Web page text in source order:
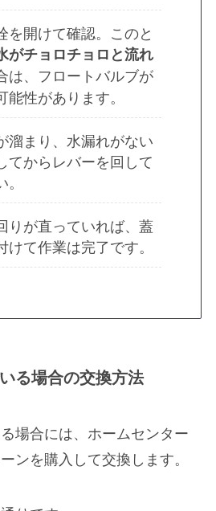
を開けて確認。このと
がチョロチョロと流れ
、 フロートバルブが
能性があります。
溜まり、水漏れがない
てからレバーを回して
りが直っていれば、蓋
けて作業は完了です。
る場合の交換方法
場合には、ホームセンター
ンを購入して交換します。